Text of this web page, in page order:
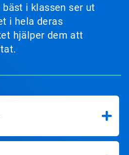
i klassen ser ut
i hela deras
hjälper dem att